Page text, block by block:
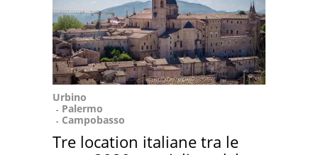
Urbino
Palermo
Campobasso
Tre location italiane tra le